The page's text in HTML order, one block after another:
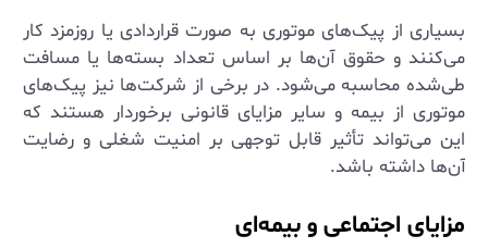
بسیاری از پیک‌های موتوری به صورت قراردادی یا روزمزد کار
می‌کنند و حقوق آن‌ها بر اساس تعداد بسته‌ها یا مسافت
طی‌شده محاسبه می‌شود. در برخی از شرکت‌ها نیز پیک‌های
موتوری از بیمه و سایر مزایای قانونی برخوردار هستند که
این می‌تواند تأثیر قابل توجهی بر امنیت شغلی و رضایت
آن‌ها داشته باشد.
مزایای اجتماعی و بیمه‌ای